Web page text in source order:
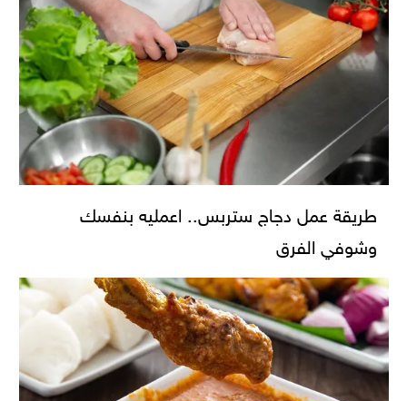
طريقة عمل دجاج ستربس.. اعمليه بنفسك
وشوفي الفرق